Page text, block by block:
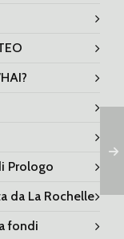
Prologo
da La Rochelle
fondi